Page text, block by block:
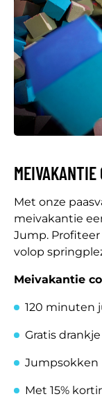
MEIVAKANTIE
Met onze
meivakantie
Jump.
volop
Meivakantie
120 minuten
Gratis drankje
Jumpsokken
Met 15%